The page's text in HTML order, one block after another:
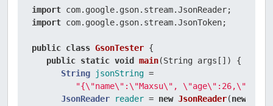
import
import com.google.gson.stream.JsonToken;
public class GsonTester {
public static void main(String args[])
{
String
jsonString =
"{\"name\":\"Maxsu\",
JsonReader
reader = new JsonReader(new